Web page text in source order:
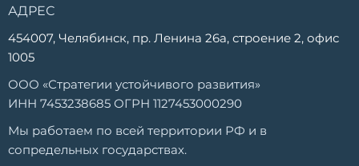
АДРЕС
454007, Челябинск, пр. Ленина 26а, строение 2, офис
1005
ООО «Стратегии устойчивого развития»
ИНН 7453238685 ОГРН 1127453000290
Мы работаем по всей территории РФ и в
сопредельных государствах.